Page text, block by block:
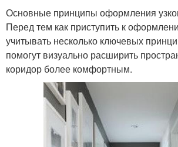
Основные принципы оформления
Перед тем как приступить к
учитывать несколько ключевых
помогут визуально расширить
коридор более комфортным.